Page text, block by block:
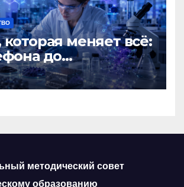
меняет всё:
до
корабля
методический совет
образованию